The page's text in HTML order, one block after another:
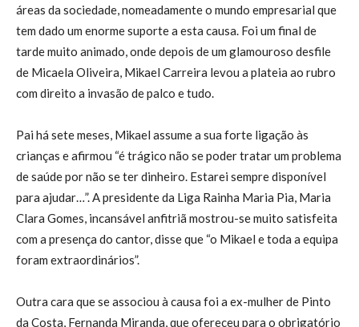
áreas da sociedade, nomeadamente o mundo empresarial que
tem dado um enorme suporte a esta causa. Foi um final de
tarde muito animado, onde depois de um glamouroso desfile
de Micaela Oliveira, Mikael Carreira levou a plateia ao rubro
com direito a invasão de palco e tudo.
Pai há sete meses, Mikael assume a sua forte ligação às
crianças e afirmou “é trágico não se poder tratar um problema
de saúde por não se ter dinheiro. Estarei sempre disponível
para ajudar…”. A presidente da Liga Rainha Maria Pia, Maria
Clara Gomes, incansável anfitriã mostrou-se muito satisfeita
com a presença do cantor, disse que “o Mikael e toda a equipa
foram extraordinários”.
Outra cara que se associou à causa foi a ex-mulher de Pinto
da Costa, Fernanda Miranda, que ofereceu para o obrigatório